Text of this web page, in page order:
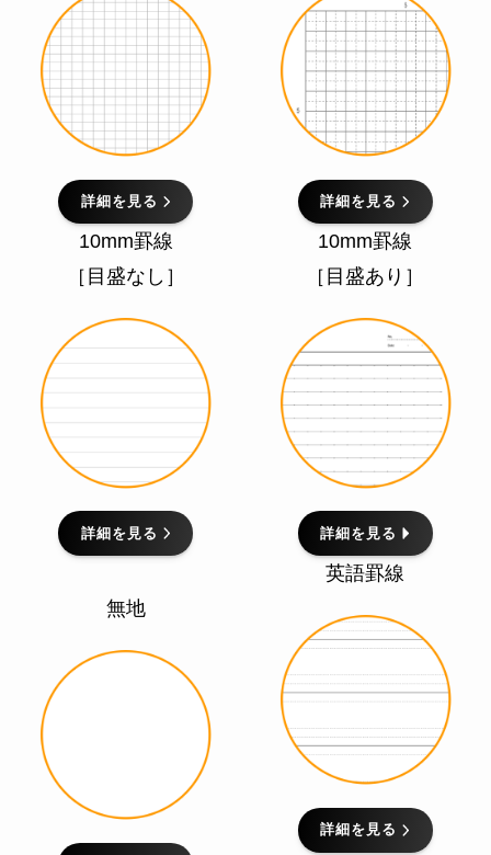
詳細を見る 詳細を見る
10mm罫線
［目盛なし］
詳細を見る
10mm罫線
［目盛あり］
詳細を見る
無地
英語罫線
詳細を見る